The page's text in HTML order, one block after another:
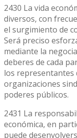
2430 La vida
diversos, con
el surgimiento de
Será preciso
mediante la
deberes de cada
los representantes
organizaciones
poderes públicos.
2431 La
económica, en
puede